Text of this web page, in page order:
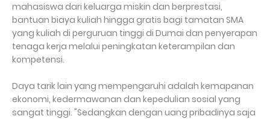
mahasiswa dari keluarga miskin dan berprestasi,
bantuan biaya kuliah hingga gratis bagi tamatan SMA
yang kuliah di perguruan tinggi di Dumai dan penyerapan
tenaga kerja melalui peningkatan keterampilan dan
kompetensi.
Daya tarik lain yang mempengaruhi adalah kemapanan
ekonomi, kedermawanan dan kepedulian sosial yang
sangat tinggi. "Sedangkan dengan uang pribadinya saja